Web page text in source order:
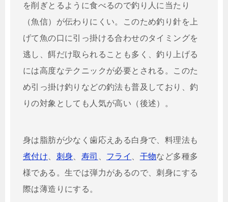
を削ぎとるように食べるので釣り人に当たり
（魚信）が伝わりにくい。このため釣り針を上
げて魚の口に引っ掛ける合わせのタイミングを
逃し、餌だけ取られることも多く、釣り上げる
には高度なテクニックが必要とされる。このた
め引っ掛け釣りなどの釣法も普及しており、釣
りの対象としても人気が高い（後述）。
身は脂肪が少なく歯応えある白身で、料理法も
煮付け
刺身 寿司 フライ 干物など多種多
様である。生では弾力があるので、刺身にする
際は薄造りにする。